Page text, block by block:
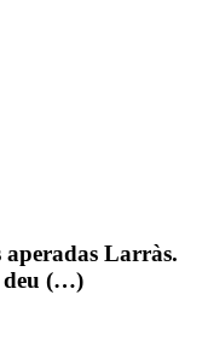
Larràs.
deu (…)